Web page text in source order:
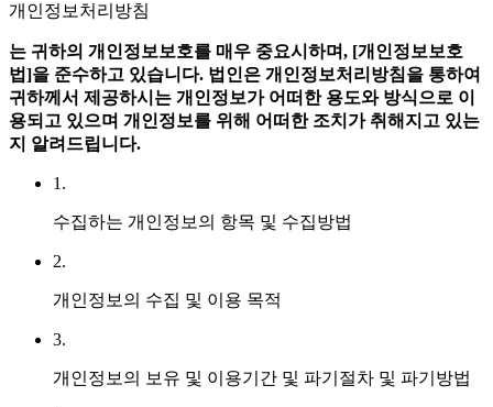
개인정보처리방침
는 귀하의 개인정보보호를 매우 중요시하며, [개인정보보호
법]을 준수하고 있습니다. 법인은 개인정보처리방침을 통하여
귀하께서 제공하시는 개인정보가 어떠한 용도와 방식으로 이
용되고 있으며 개인정보를 위해 어떠한 조치가 취해지고 있는
지 알려드립니다.
1.
수집하는 개인정보의 항목 및 수집방법
2.
개인정보의 수집 및 이용 목적
3.
개인정보의 보유 및 이용기간 및 파기절차 및 파기방법